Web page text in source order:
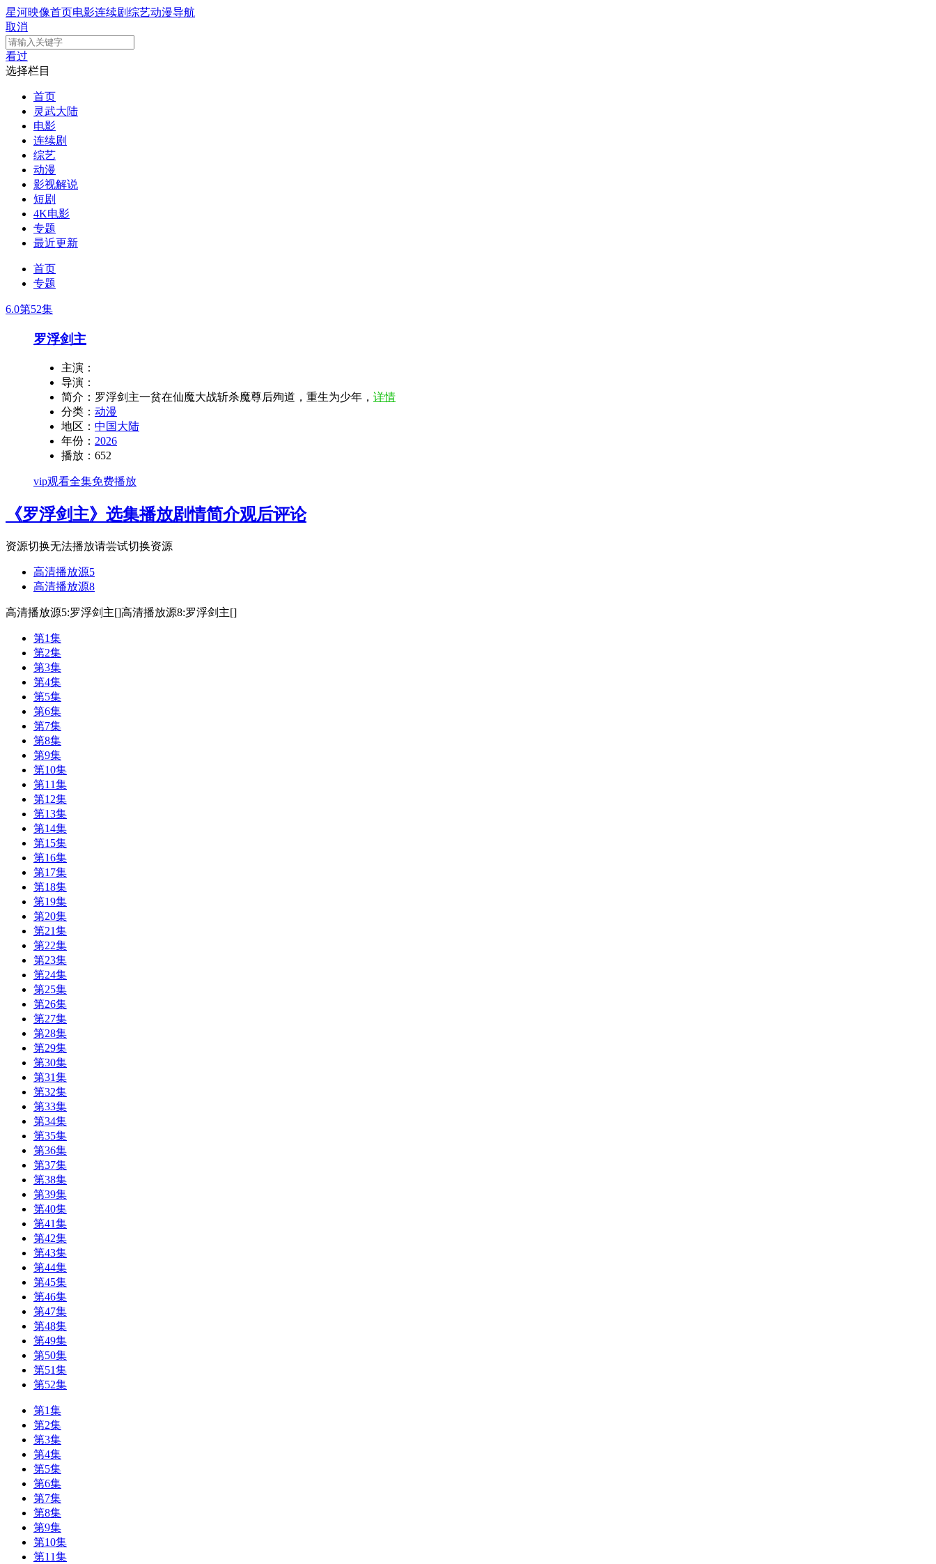
星河映像首页电影连续剧综艺动漫导航
取消
看过
选择栏目
首页
灵武大陆
电影
连续剧
综艺
动漫
影视解说
短剧
4K电影
专题
最近更新
首页
专题
6.0第52集
罗浮剑主
主演：
导演：
简介： 罗浮剑主一贫在仙魔大战斩杀魔尊后殉道，重生为少年， 详情
分类： 动漫
地区： 中国大陆
年份： 2026
播放： 652
vip观看全集免费播放
《罗浮剑主》选集播放剧情简介观后评论
资源切换无法播放请尝试切换资源
高清播放源5
高清播放源8
高清播放源5:罗浮剑主[]高清播放源8:罗浮剑主[]
第1集
第2集
第3集
第4集
第5集
第6集
第7集
第8集
第9集
第10集
第11集
第12集
第13集
第14集
第15集
第16集
第17集
第18集
第19集
第20集
第21集
第22集
第23集
第24集
第25集
第26集
第27集
第28集
第29集
第30集
第31集
第32集
第33集
第34集
第35集
第36集
第37集
第38集
第39集
第40集
第41集
第42集
第43集
第44集
第45集
第46集
第47集
第48集
第49集
第50集
第51集
第52集
第1集
第2集
第3集
第4集
第5集
第6集
第7集
第8集
第9集
第10集
第11集